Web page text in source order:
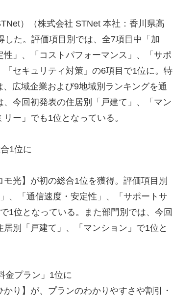
）（株式会社 STNet 本社：香川県高
た。評価項目別では、全7項目中「加
」、「コストパフォーマンス」、「サポ
セキュリティ対策」の6項目で1位に。特
広域企業および9地域別ランキングを通
今回初発表の住居別「戸建て」、「マン
ー」でも1位となっている。
合1位に
光】が初の総合1位を獲得。評価項目別
、「通信速度・安定性」、「サポートサ
1位となっている。また部門別では、今回
別「戸建て」、「マンション」で1位と
金プラン」1位に
り】が、プランのわかりやすさや割引・